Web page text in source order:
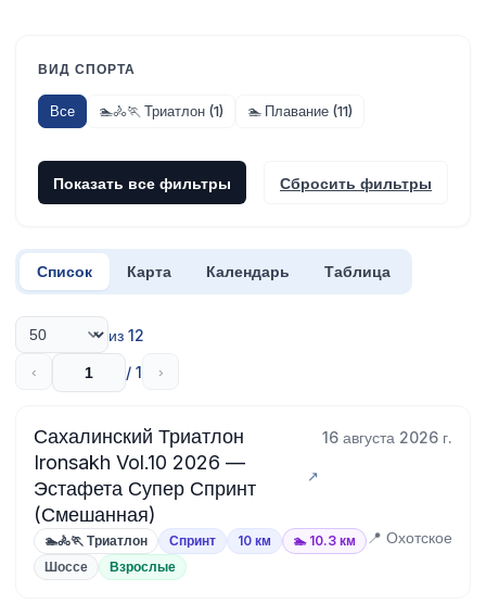
ВИД СПОРТА
Все 🏊🚴🏃 Триатлон (1) 🏊 Плавание (11)
Показать все фильтры Сбросить фильтры
Список Карта Календарь Таблица
из 12
‹ / 1 ›
Сахалинский Триатлон
Ironsakh Vol.10 2026 —
Эстафета Супер Спринт
(Смешанная)
16 августа 2026 г.
🏊🚴🏃 Триатлон Спринт 10 км 🏊 10.3 км 📍 Охотское
Шоссе Взрослые